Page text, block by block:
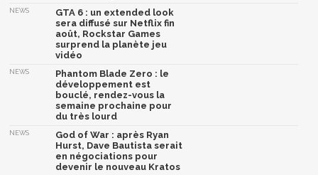
NEWS
GTA 6 : un extended look
sera diffusé sur Netflix fin
août, Rockstar Games
surprend la planète jeu
vidéo
NEWS
Phantom Blade Zero : le
développement est
bouclé, rendez-vous la
semaine prochaine pour
du très lourd
NEWS
God of War : après Ryan
Hurst, Dave Bautista serait
en négociations pour
devenir le nouveau Kratos